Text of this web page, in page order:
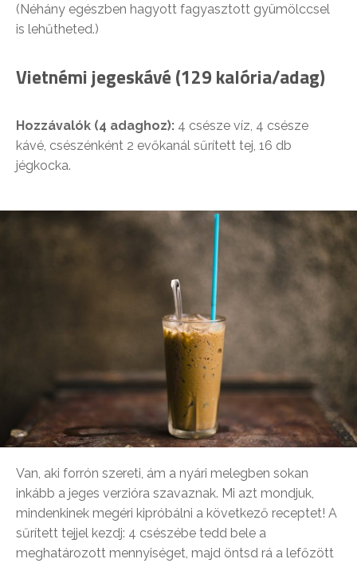
(Néhány egészben hagyott fagyasztott gyümölccsel
is lehűtheted.)
Vietnémi jegeskávé (129 kalória/adag)
Hozzávalók (4 adaghoz): 4 csésze víz, 4 csésze
kávé, csészénként 2 evőkanál sűrített tej, 16 db
jégkocka.
Van, aki forrón szereti, ám a nyári melegben sokan
inkább a jeges verzióra szavaznak. Mi azt mondjuk,
mindenkinek megéri kipróbálni a következő receptet! A
sűrített tejjel kezdj: 4 csészébe tedd bele a
meghatározott mennyiséget, majd öntsd rá a lefőzött